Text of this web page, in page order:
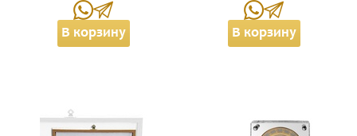
В корзину В корзину